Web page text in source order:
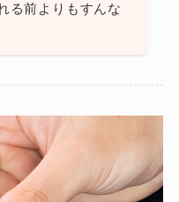
る前よりもすんな